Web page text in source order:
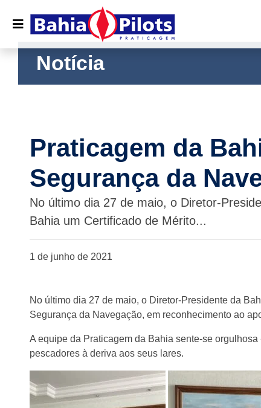
Notícia
Praticagem da
Segurança da
No último dia 27 de maio, o Diretor-
Bahia um Certificado de Mérito...
1 de junho de 2021
No último dia 27 de maio, o Diretor-Presidente da
Segurança da Navegação, em reconhecimento ao
A equipe da Praticagem da Bahia sente-se
pescadores à deriva aos seus lares.